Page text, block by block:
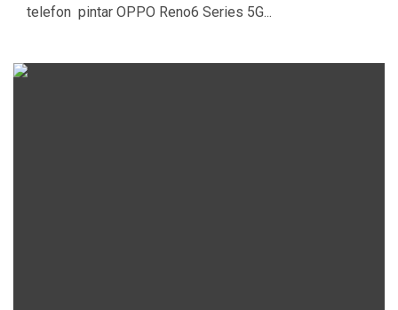
telefon pintar OPPO Reno6 Series 5G...